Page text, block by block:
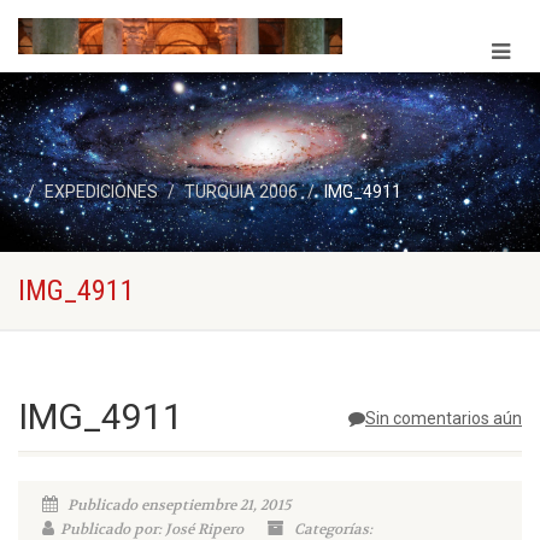
EXPEDICIONES TURQUIA 2006 IMG_4911
IMG_4911
Sin comentarios aún
IMG_4911
Publicado enseptiembre 21, 2015
Publicado por: José Ripero
Categorías: